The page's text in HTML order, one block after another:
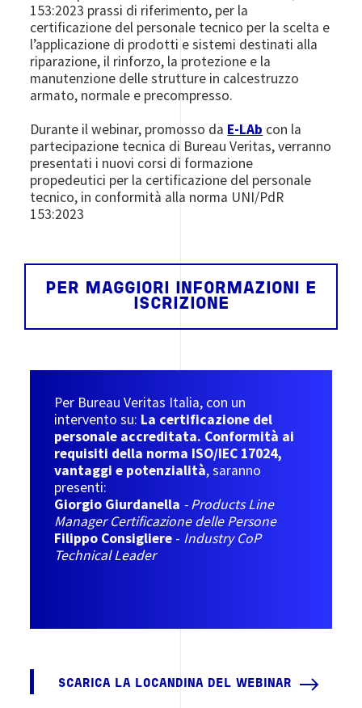
153:2023 prassi di riferimento, per la
certificazione del personale tecnico per la scelta e
l’applicazione di prodotti e sistemi destinati alla
riparazione, il rinforzo, la protezione e la
manutenzione delle strutture in calcestruzzo
armato, normale e precompresso.
Durante il webinar, promosso da E-LAb con la
partecipazione tecnica di Bureau Veritas, verranno
presentati i nuovi corsi di formazione
propedeutici per la certificazione del personale
tecnico, in conformità alla norma UNI/PdR
153:2023
PER MAGGIORI INFORMAZIONI E
ISCRIZIONE
Per Bureau Veritas Italia, con un
intervento su: La certificazione del
personale accreditata. Conformità ai
requisiti della norma ISO/IEC 17024,
vantaggi e potenzialità, saranno
presenti:
Giorgio Giurdanella - Products Line
Manager Certificazione delle Persone
Filippo Consigliere - Industry CoP
Technical Leader
SCARICA LA LOCANDINA DEL WEBINAR